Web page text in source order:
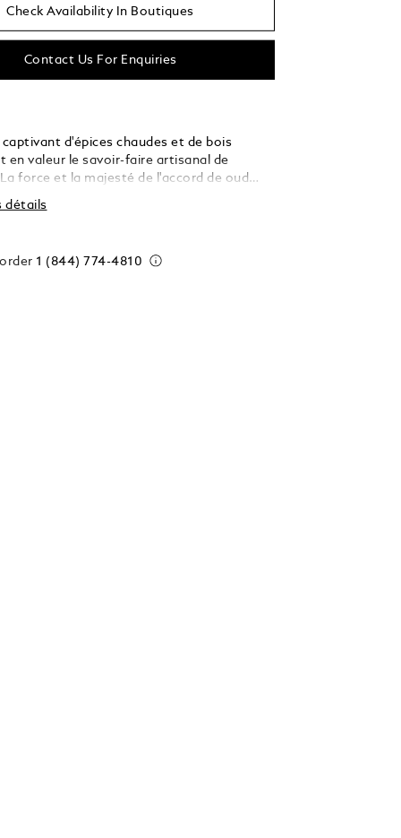
Check Availability In Boutiques
Contact Us For Enquiries
captivant d'épices chaudes et de bois
en valeur le savoir-faire artisanal de
force et la majesté de l'accord de oud
enveloppées dans une fusion
cardamome et de bois de santal.
détails
1 (844) 774-4810